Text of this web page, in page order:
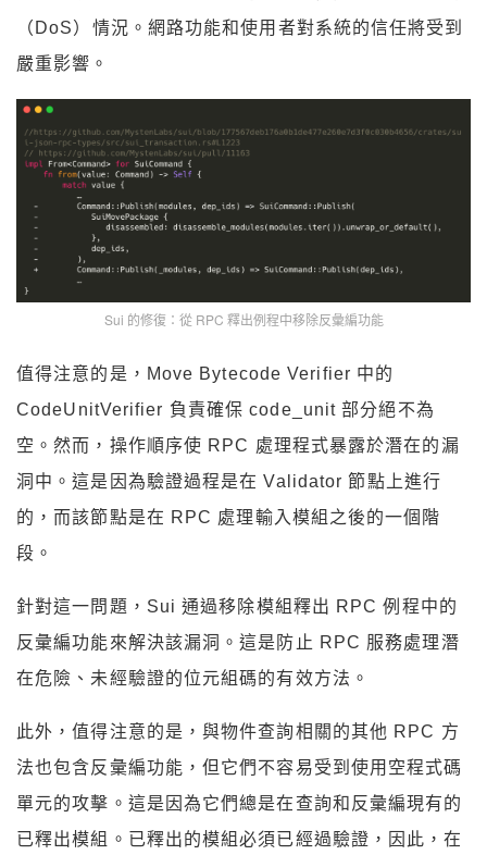
（DoS）情況。網路功能和使用者對系統的信任將受到
嚴重影響。
Sui 的修復：從 RPC 釋出例程中移除反彙編功能
值得注意的是，Move Bytecode Verifier 中的
CodeUnitVerifier 負責確保 code_unit 部分絕不為
空。然而，操作順序使 RPC 處理程式暴露於潛在的漏
洞中。這是因為驗證過程是在 Validator 節點上進行
的，而該節點是在 RPC 處理輸入模組之後的一個階
段。
針對這一問題，Sui 通過移除模組釋出 RPC 例程中的
反彙編功能來解決該漏洞。這是防止 RPC 服務處理潛
在危險、未經驗證的位元組碼的有效方法。
此外，值得注意的是，與物件查詢相關的其他 RPC 方
法也包含反彙編功能，但它們不容易受到使用空程式碼
單元的攻擊。這是因為它們總是在查詢和反彙編現有的
已釋出模組。已釋出的模組必須已經過驗證，因此，在